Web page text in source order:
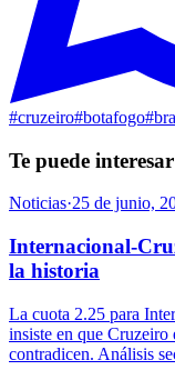
#cruzeiro#botafogo#
Te puede interesar
Noticias·25 de junio,
Internacional-
la historia
La cuota 2.25 para
insiste en que
contradicen. Análisis